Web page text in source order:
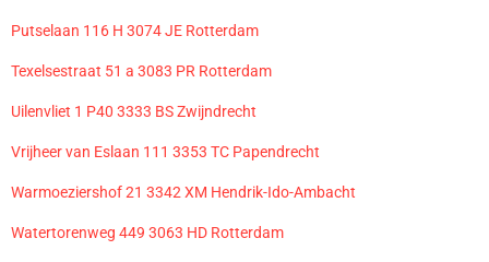
Putselaan 116 H 3074 JE Rotterdam
Texelsestraat 51 a 3083 PR Rotterdam
Uilenvliet 1 P40 3333 BS Zwijndrecht
Vrijheer van Eslaan 111 3353 TC Papendrecht
Warmoeziershof 21 3342 XM Hendrik-Ido-Ambacht
Watertorenweg 449 3063 HD Rotterdam